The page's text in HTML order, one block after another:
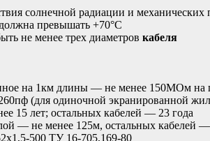
солнечной радиации и механических
превышать +70°С
не менее трех диаметров кабеля
на 1км длины — не менее 150МОм на
(для одиночной экранированной
15 лет; остальных кабелей — 23 года
— не менее 125м, остальных кабелей
500 ТУ 16-705.169-80